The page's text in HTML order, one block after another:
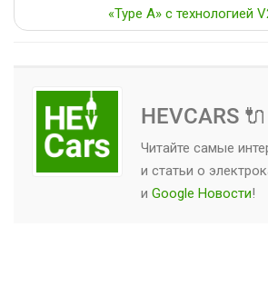
«Type A» с технологией
HEVCARS 🔌
Читайте самые
и статьи о
и Google Новости!